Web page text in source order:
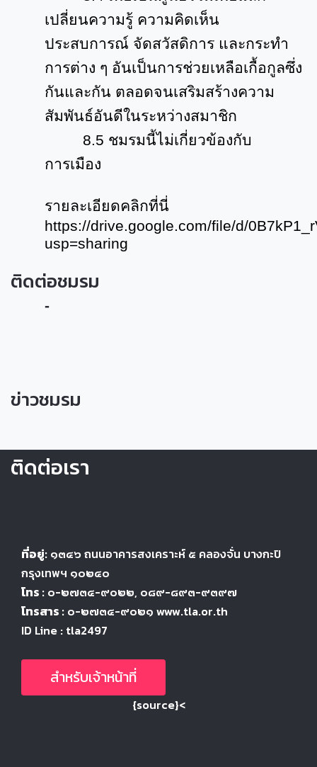
เปลี่ยนความรู้ ความคิดเห็น
ประสบการณ์ จัดสวัสดิการ และกระทำ
การต่าง ๆ อันเป็นการช่วยเหลือเกื้อกูลซึ่ง
กันและกัน ตลอดจนเสริมสร้างความ
สัมพันธ์อันดีในระหว่างสมาชิก
8.5 ชมรมนี้ไม่เกี่ยวข้องกับ
การเมือง
รายละเอียดคลิกที่นี่
https://drive.google.com/file/d/
usp=sharing
ติดต่อชมรม
-
ข่าวชมรม
ติดต่อเรา
ที่อยู่: ๑๓๔๖ ถนนอาคารสงเคราะห์ ๕ คลองจั่น บางกะปิ
กรุงเทพฯ ๑๐๒๔๐
โทร : ๐-๒๗๓๔-๙๐๒๒, ๐๘๙-๘๙๓-๙๓๙๗
โทรสาร : ๐-๒๗๓๔-๙๐๒๑ www.tla.or.th
ID Line : tla2497
สำหรับเจ้าหน้าที่
{source}<